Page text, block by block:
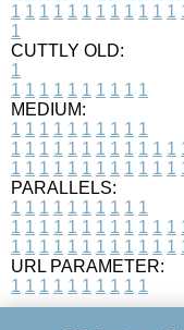
1 1 1 1 1 1 1 1 1 1 1 1
1
CUTTLY OLD:
1
1 1 1 1 1 1 1 1 1 1
MEDIUM:
1 1 1 1 1 1 1 1 1 1
1 1 1 1 1 1 1 1 1 1 1 1
1 1 1 1 1 1 1 1 1 1 1 1
PARALLELS:
1 1 1 1 1 1 1 1 1 1
1 1 1 1 1 1 1 1 1 1 1 1
1 1 1 1 1 1 1 1 1 1 1 1
URL PARAMETER:
1 1 1 1 1 1 1 1 1 1